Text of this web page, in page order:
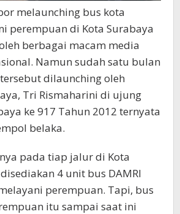
melaunching bus kota
perempuan di Kota Surabaya
berbagai macam media
Namun sudah satu bulan
dilaunching oleh
Tri Rismaharini di ujung
ke 917 Tahun 2012 ternyata
belaka.
pada tiap jalur di Kota
4 unit bus DAMRI
perempuan. Tapi, bus
itu sampai saat ini